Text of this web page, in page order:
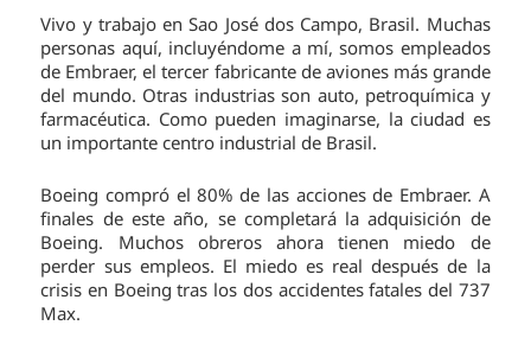
Vivo y trabajo en Sao José dos Campo, Brasil. Muchas
personas aquí, incluyéndome a mí, somos empleados
de Embraer, el tercer fabricante de aviones más grande
del mundo. Otras industrias son auto, petroquímica y
farmacéutica. Como pueden imaginarse, la ciudad es
un importante centro industrial de Brasil.
Boeing compró el 80% de las acciones de Embraer. A
finales de este año, se completará la adquisición de
Boeing. Muchos obreros ahora tienen miedo de
perder sus empleos. El miedo es real después de la
crisis en Boeing tras los dos accidentes fatales del 737
Max.